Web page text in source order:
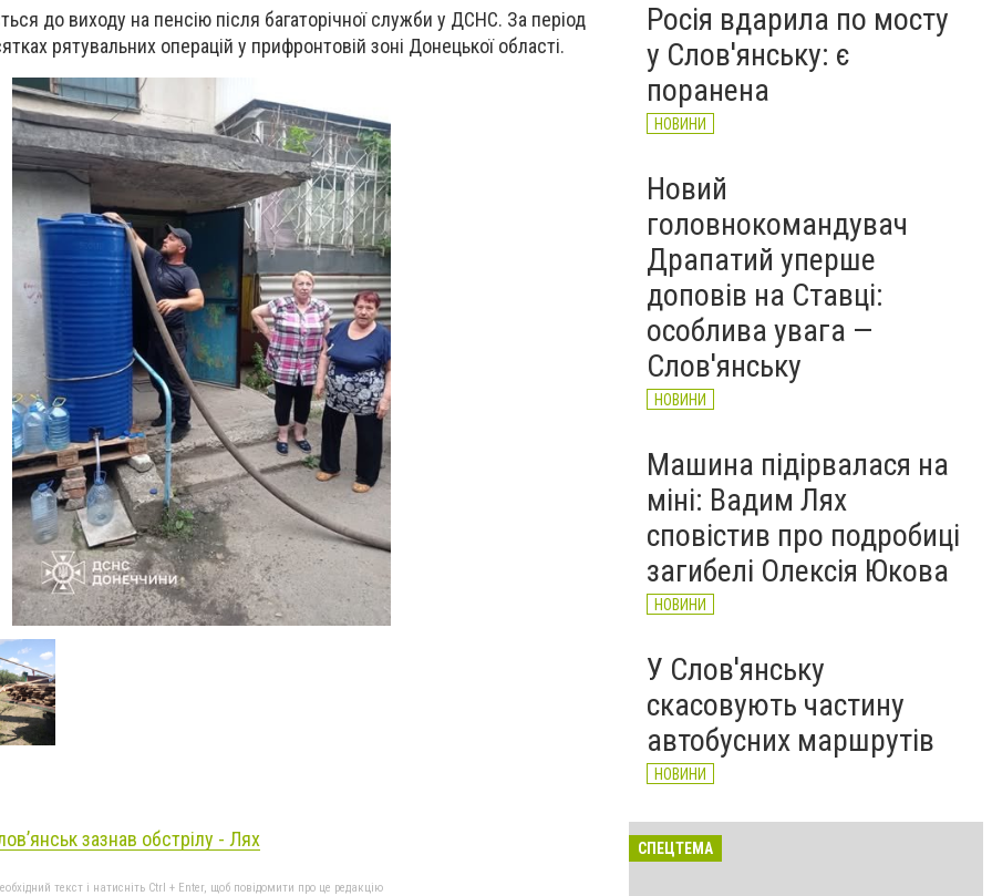
до виходу на пенсію після багаторічної служби у ДСНС. За період
рятувальних операцій у прифронтовій зоні Донецької області.
Фото: ДСНС Донеччини
зазнав обстрілу - Лях
текст і натисніть Ctrl + Enter, щоб повідомити про це редакцію
Росія вдарила по мосту
у Слов'янську: є
поранена
НОВИНИ
Новий
головнокомандувач
Драпатий уперше
доповів на Ставці:
особлива увага —
Слов'янську
НОВИНИ
Машина підірвалася на
міні: Вадим Лях
сповістив про подробиці
загибелі Олексія Юкова
НОВИНИ
У Слов'янську
скасовують частину
автобусних маршрутів
НОВИНИ
СПЕЦТЕМА